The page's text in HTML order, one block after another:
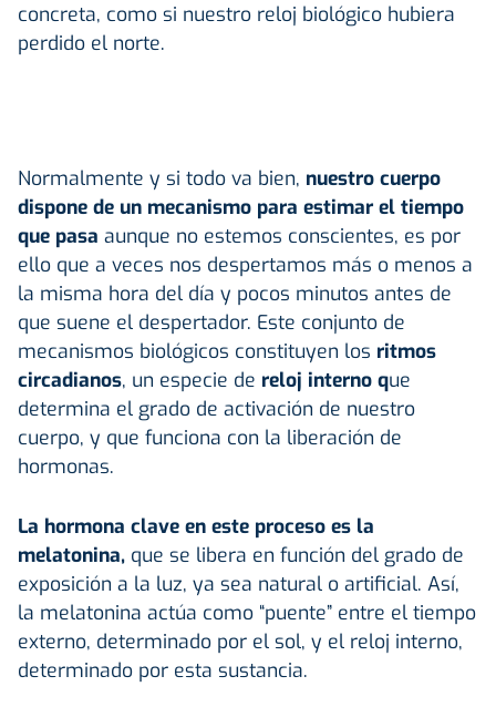
concreta, como si nuestro reloj biológico hubiera
perdido el norte.
Normalmente y si todo va bien, nuestro cuerpo
dispone de un mecanismo para estimar el tiempo
que pasa aunque no estemos conscientes, es por
ello que a veces nos despertamos más o menos a
la misma hora del día y pocos minutos antes de
que suene el despertador. Este conjunto de
mecanismos biológicos constituyen los ritmos
circadianos, un especie de reloj interno que
determina el grado de activación de nuestro
cuerpo, y que funciona con la liberación de
hormonas.
La hormona clave en este proceso es la
melatonina, que se libera en función del grado de
exposición a la luz, ya sea natural o artificial. Así,
la melatonina actúa como “puente” entre el tiempo
externo, determinado por el sol, y el reloj interno,
determinado por esta sustancia.